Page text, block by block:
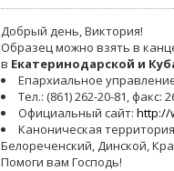
Добрый день, Виктория!
Образец можно взять в
в Екатеринодарской и
Епархиальное
Тел.: (861) 262-20-81, факс:
Официальный сайт: http://
Каноническая
Белореченский, Динской,
Помоги вам Господь!